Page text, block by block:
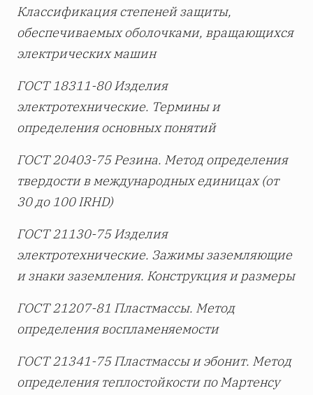
Классификация степеней защиты,
обеспечиваемых оболочками, вращающихся
электрических машин
ГОСТ 18311-80 Изделия
электротехнические. Термины и
определения основных понятий
ГОСТ 20403-75 Резина. Метод определения
твердости в международных единицах (от
30 до 100IRHD)
ГОСТ 21130-75 Изделия
электротехнические. Зажимы заземляющие
и знаки заземления. Конструкция и размеры
ГОСТ 21207-81 Пластмассы. Метод
определения воспламеняемости
ГОСТ 21341-75 Пластмассы и эбонит. Метод
определения теплостойкости по Мартенсу